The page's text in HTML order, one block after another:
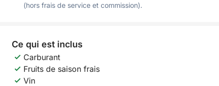
(hors frais de service et commission).
Ce qui est inclus
Carburant
Fruits de saison frais
Vin